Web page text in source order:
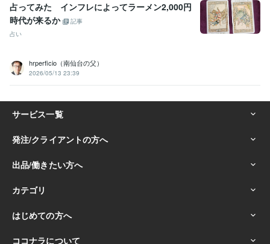
占ってみた インフレによってラーメン2,000円
時代が来るか
記事
占い
hrperficio（南仙台の父）
2026/05/13 23:39